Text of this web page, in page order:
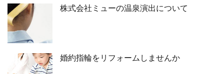
株式会社ミューの温泉演出について
婚約指輪をリフォームしませんか